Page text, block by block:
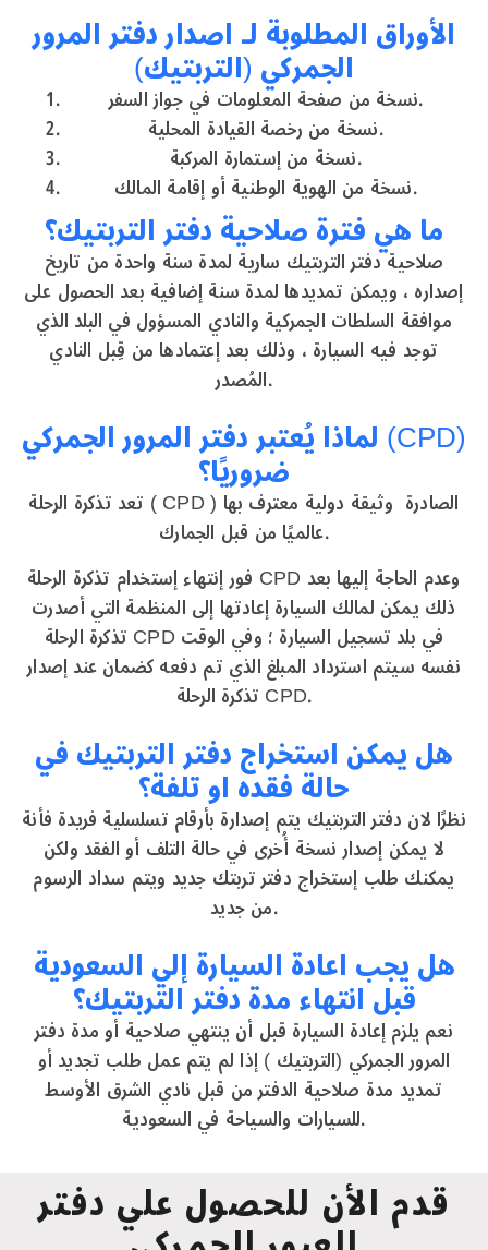
الأوراق المطلوبة لـ اصدار دفتر المرور
الجمركي (التربتيك)
نسخة من صفحة المعلومات في جواز السفر.
نسخة من رخصة القيادة المحلية.
نسخة من إستمارة المركبة.
نسخة من الهوية الوطنية أو إقامة المالك.
ما هي فترة صلاحية دفتر التربتيك؟
صلاحية دفتر التربتيك سارية لمدة سنة واحدة من تاريخ
إصداره ، ويمكن تمديدها لمدة سنة إضافية بعد الحصول على
موافقة السلطات الجمركية والنادي المسؤول في البلد الذي
توجد فيه السيارة ، وذلك بعد إعتمادها من قِبل النادي
المُصدر.
لماذا يُعتبر دفتر المرور الجمركي (CPD)
ضروريًا؟
تعد تذكرة الرحلة ( CPD ) الصادرة وثيقة دولية معترف بها
عالميًا من قبل الجمارك.
فور إنتهاء إستخدام تذكرة الرحلة CPD وعدم الحاجة إليها بعد
ذلك يمكن لمالك السيارة إعادتها إلى المنظمة التي أصدرت
تذكرة الرحلة CPD في بلد تسجيل السيارة ؛ وفي الوقت
نفسه سيتم استرداد المبلغ الذي تم دفعه كضمان عند إصدار
تذكرة الرحلة CPD.
هل يمكن استخراج دفتر التربتيك في
حالة فقده او تلفة؟
نظرًا لان دفتر التربتيك يتم إصدارة بأرقام تسلسلية فريدة فأنة
لا يمكن إصدار نسخة أُخرى في حالة التلف أو الفقد ولكن
يمكنك طلب إستخراج دفتر تربتك جديد ويتم سداد الرسوم
من جديد.
هل يجب اعادة السيارة إلي السعودية
قبل انتهاء مدة دفتر التربتيك؟
نعم يلزم إعادة السيارة قبل أن ينتهي صلاحية أو مدة دفتر
المرور الجمركي (التربتيك ) إذا لم يتم عمل طلب تجديد أو
تمديد مدة صلاحية الدفتر من قبل نادي الشرق الأوسط
للسيارات والسياحة في السعودية.
قدم الأن للحصول علي دفتر